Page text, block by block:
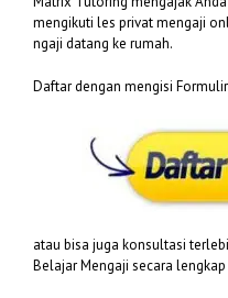
mengikuti les privat mengaji
ngaji datang ke rumah.
Daftar dengan mengisi
atau bisa juga konsultasi
Belajar Mengaji secara